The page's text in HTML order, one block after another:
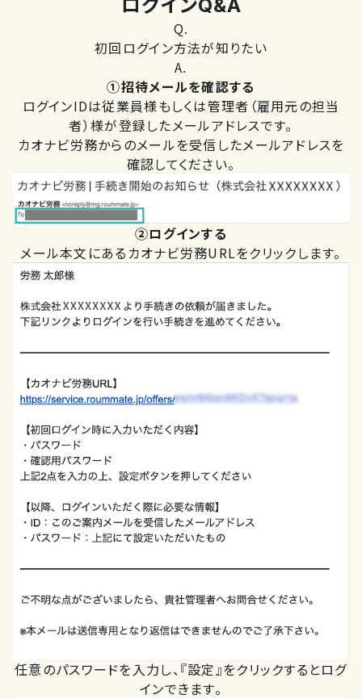
Q&A
Q.
初回ログイン方法が知りたい
A.
①招待メールを確認する
ログインIDは従業員様もしくは管理者（雇用元の担当
者）様が登録したメールアドレスです。
カオナビ労務からのメールを受信したメールアドレスを
確認してください。
②ログインする
メール本文にあるカオナビ労務URLをクリックします。
任意のパスワードを入力し、『設定』をクリックするとログ
インできます。